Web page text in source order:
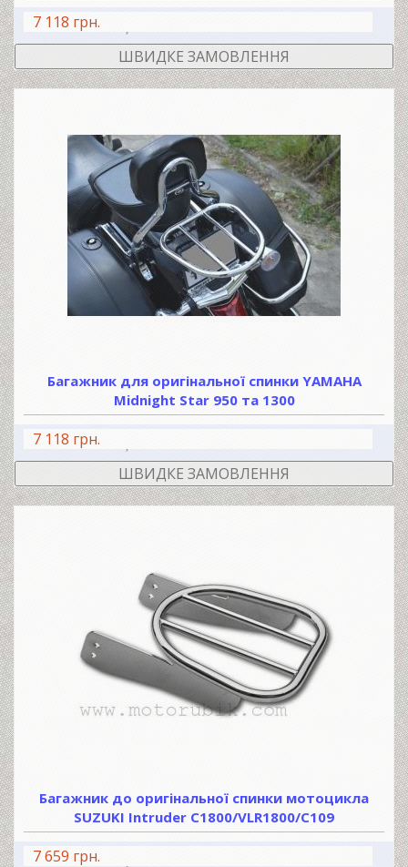
7 118 грн.
ШВИДКЕ ЗАМОВЛЕННЯ
Багажник для оригінальної спинки YAMAHA
Midnight Star 950 та 1300
7 118 грн.
ШВИДКЕ ЗАМОВЛЕННЯ
Багажник до оригінальної спинки мотоцикла
SUZUKI Intruder C1800/VLR1800/C109
7 659 грн.